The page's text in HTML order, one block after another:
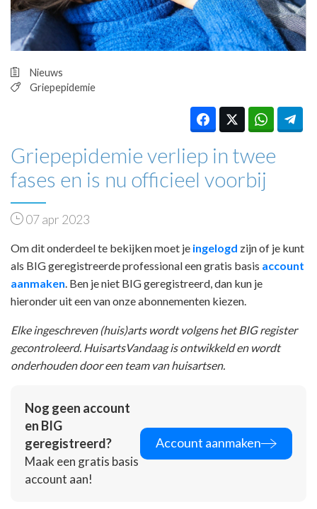
PRAKTIJKZAKEN
TARIEVEN
MEDISCHE VAKHANDEL
Nieuws
Griepepidemie
Griepepidemie verliep in twee
fases en is nu officieel voorbij
07 apr 2023
Om dit onderdeel te bekijken moet je ingelogd zijn of je kunt
als BIG geregistreerde professional een gratis basis account
aanmaken. Ben je niet BIG geregistreerd, dan kun je
hieronder uit een van onze abonnementen kiezen.
Elke ingeschreven (huis)arts wordt volgens het BIG register
gecontroleerd. HuisartsVandaag is ontwikkeld en wordt
onderhouden door een team van huisartsen.
Nog geen account
en BIG
geregistreerd?
Maak een gratis basis
account aan!
Account aanmaken